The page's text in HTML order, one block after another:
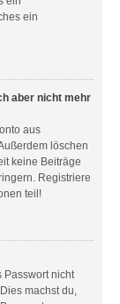
ein
aber nicht mehr
aus
löschen
keine Beiträge
Registriere
teil!
Passwort nicht
machst du,